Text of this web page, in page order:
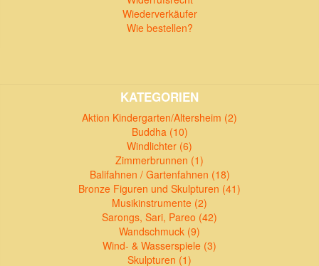
Wiederverkäufer
Wie bestellen?
KATEGORIEN
Aktion Kindergarten/Altersheim (2)
Buddha (10)
Windlichter (6)
Zimmerbrunnen (1)
Balifahnen / Gartenfahnen (18)
Bronze Figuren und Skulpturen (41)
Musikinstrumente (2)
Sarongs, Sari, Pareo (42)
Wandschmuck (9)
Wind- & Wasserspiele (3)
Skulpturen (1)